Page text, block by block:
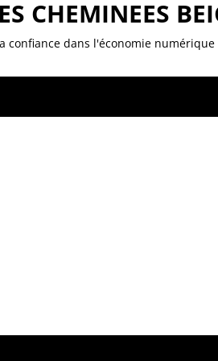
CHEMINEES
confiance dans l'économie numérique